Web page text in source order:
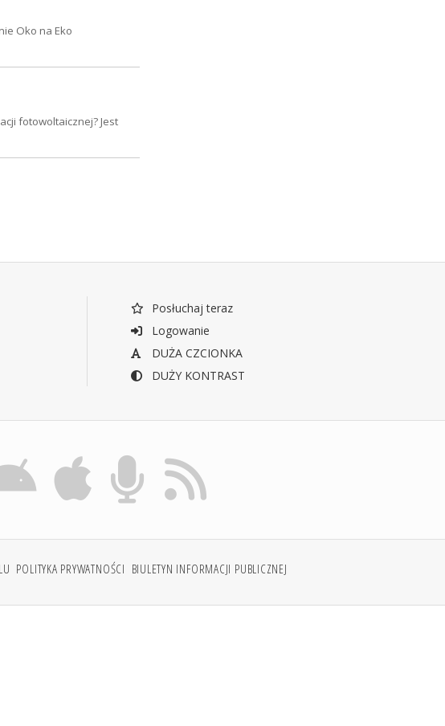
Oko na Eko
fotowoltaicznej? Jest
Posłuchaj teraz
Logowanie
DUŻA CZCIONKA
DUŻY KONTRAST
POLITYKA PRYWATNOŚCI BIULETYN INFORMACJI PUBLICZNEJ